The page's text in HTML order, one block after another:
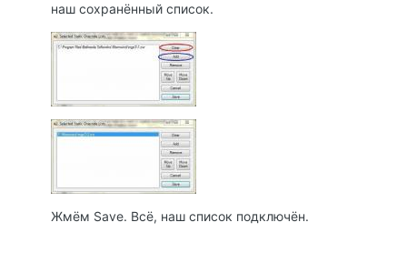
наш сохранённый список.
Жмём Save. Всё, наш список подключён.